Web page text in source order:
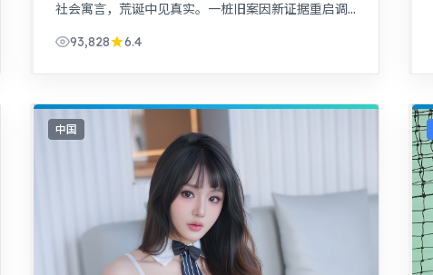
社会寓言，荒诞中见真实。一桩旧案因新证据重启调
93,828
6.4
中国